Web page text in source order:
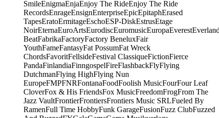
SmileEnigmaEnjaEnjoy The RideEnjoy The Ride
RecordsEnrageEnsignEnterpriseEpicEpitaphErased
TapesEratoErmitageEschoESP-DiskEstrusEtage
NoirEternaEuroArtsEurodiscEuromusicEuropaEverest
BeatFabrikaFactoryFactory BeneluxFair
YouthFameFantasyFat PossumFat Wreck
ChordsFavoritFellsideFestival ClassiqueFictionFierce
PandaFinlandiaFinngospelFireFlashbackFlyFlying
DutchmanFlying HighFlying Nun
EuropeFMPFNRFontanaFoodFoolish MusicFourFour Leaf
CloverFox & His FriendsFox MusicFreedomFrogFrom The
Jazz VaultFrontierFrontiersFrontiers Music SRLFueled By
RamenFull Time HobbyFunk GarageFusionFuzz ClubFuzzed